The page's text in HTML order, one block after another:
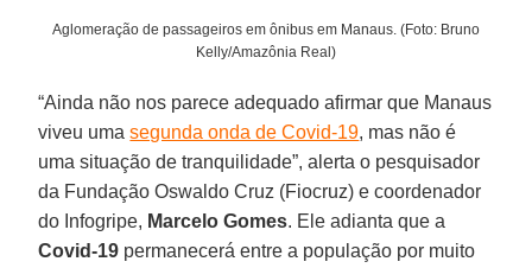
Aglomeração de passageiros em ônibus em Manaus. (Foto: Bruno
Kelly/Amazônia Real)
“Ainda não nos parece adequado afirmar que Manaus
viveu umasegunda onda de Covid-19, mas não é
uma situação de tranquilidade”, alerta o pesquisador
da Fundação Oswaldo Cruz (Fiocruz) e coordenador
do Infogripe, Marcelo Gomes. Ele adianta que a
Covid-19 permanecerá entre a população por muito